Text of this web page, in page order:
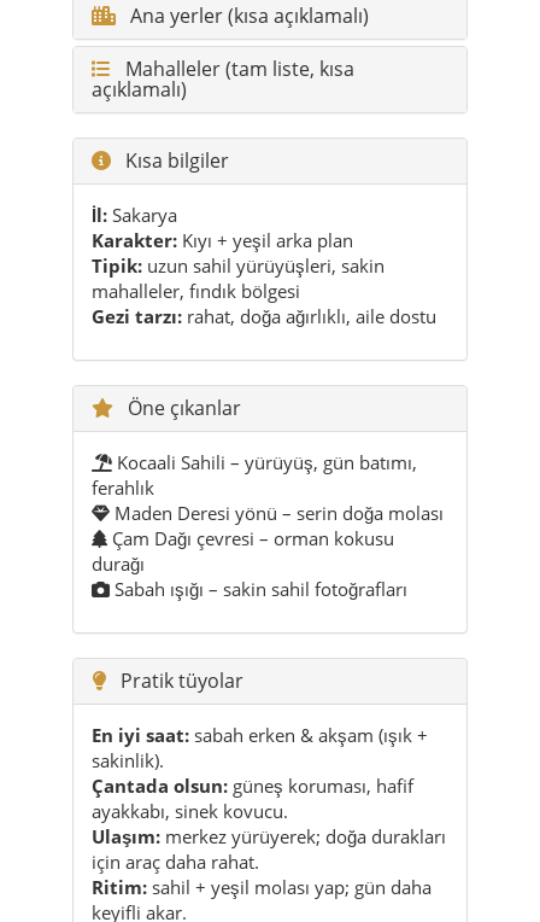
Ana yerler (kısa açıklamalı)
Mahalleler (tam liste, kısa
açıklamalı)
Kısa bilgiler
İl: Sakarya
Karakter: Kıyı + yeşil arka plan
Tipik: uzun sahil yürüyüşleri, sakin
mahalleler, fındık bölgesi
Gezi tarzı: rahat, doğa ağırlıklı, aile dostu
Öne çıkanlar
Kocaali Sahili – yürüyüş, gün batımı,
ferahlık
Maden Deresi yönü – serin doğa molası
Çam Dağı çevresi – orman kokusu
durağı
Sabah ışığı – sakin sahil fotoğrafları
Pratik tüyolar
En iyi saat: sabah erken & akşam (ışık +
sakinlik).
Çantada olsun: güneş koruması, hafif
ayakkabı, sinek kovucu.
Ulaşım: merkez yürüyerek; doğa durakları
için araç daha rahat.
Ritim: sahil + yeşil molası yap; gün daha
keyifli akar.